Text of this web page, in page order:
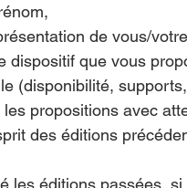
de vous/
dispositif que vous
(disponibilité,
les propositions avec
des éditions
les éditions passées,